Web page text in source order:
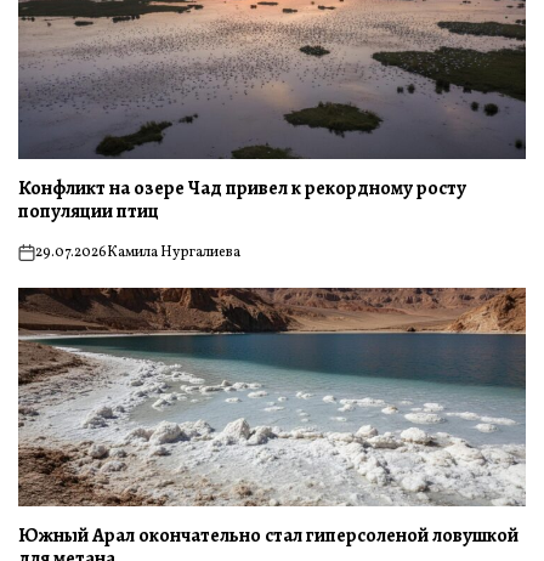
Конфликт на озере Чад привел к рекордному росту
популяции птиц
on29.07.2026Камила Нургалиева
Южный Арал окончательно стал гиперсоленой ловушкой